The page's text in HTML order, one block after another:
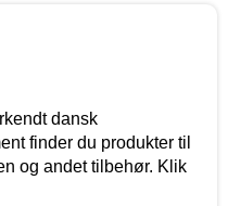
dansk
finder du produkter til
og andet tilbehør. Klik